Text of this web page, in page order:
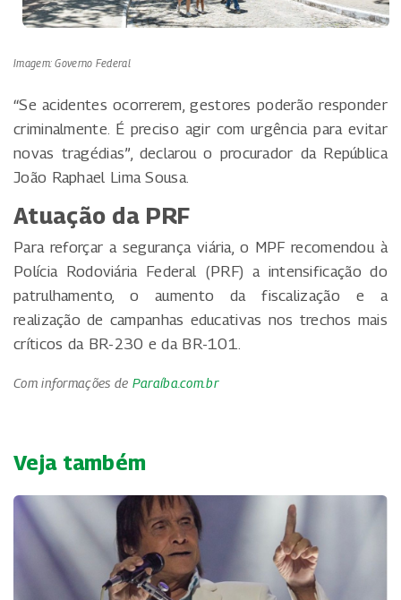
Imagem: Governo Federal
“Se acidentes ocorrerem, gestores poderão responder
criminalmente. É preciso agir com urgência para evitar
novas tragédias”, declarou o procurador da República
João Raphael Lima Sousa.
Atuação da PRF
Para reforçar a segurança viária, o MPF recomendou à
Polícia Rodoviária Federal (PRF) a intensificação do
patrulhamento, o aumento da fiscalização e a
realização de campanhas educativas nos trechos mais
críticos da BR-230 e da BR-101.
Com informações de Paraíba.com.br
Veja também